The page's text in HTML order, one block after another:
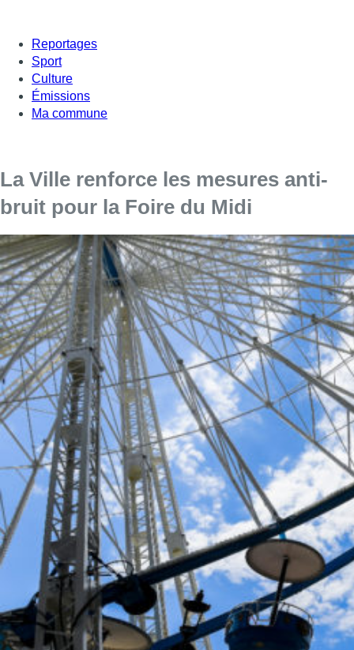
Reportages
Sport
Culture
Émissions
Ma commune
La Ville renforce les mesures anti-
bruit pour la Foire du Midi